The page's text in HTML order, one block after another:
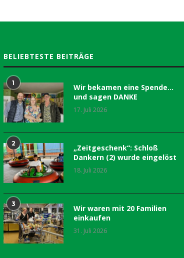
BELIEBTESTE BEITRÄGE
1
Wir bekamen eine Spende…
und sagen DANKE
17. Juli 2026
2
„Zeitgeschenk“: Schloß
Dankern (2) wurde eingelöst
18. Juli 2026
3
Wir waren mit 20 Familien
einkaufen
31. Juli 2026